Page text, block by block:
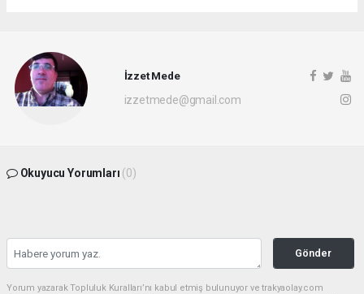
İzzet Mede
izzetmede@gmail.com
Okuyucu Yorumları (0)
Gönder
Yorum yazarak Topluluk Kuralları’nı kabul etmiş bulunuyor ve trakyaolay.com